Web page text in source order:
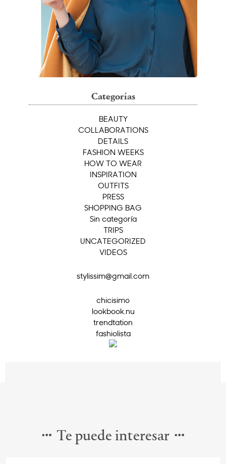
Categorías
BEAUTY
COLLABORATIONS
DETAILS
FASHION WEEKS
HOW TO WEAR
INSPIRATION
OUTFITS
PRESS
SHOPPING BAG
Sin categoría
TRIPS
UNCATEGORIZED
VIDEOS
stylissim@gmail.com
chicisimo
lookbook.nu
trendtation
fashiolista
Te puede interesar